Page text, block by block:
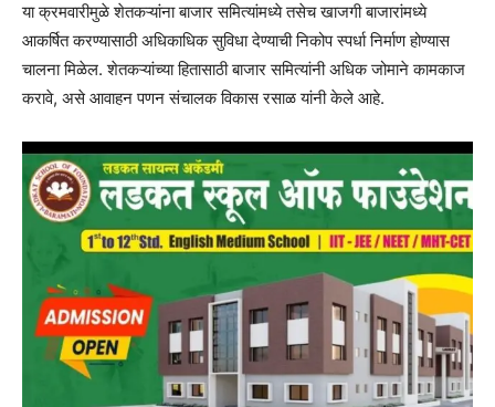
या क्रमवारीमुळे शेतकऱ्यांना बाजार समित्यांमध्ये तसेच खाजगी बाजारांमध्ये
आकर्षित करण्यासाठी अधिकाधिक सुविधा देण्याची निकोप स्पर्धा निर्माण होण्यास
चालना मिळेल. शेतकऱ्यांच्या हितासाठी बाजार समित्यांनी अधिक जोमाने कामकाज
करावे, असे आवाहन पणन संचालक विकास रसाळ यांनी केले आहे.